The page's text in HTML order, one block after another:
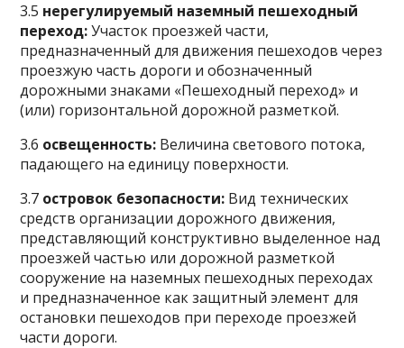
3.5 нерегулируемый наземный пешеходный
переход:Участок проезжей части,
предназначенный для движения пешеходов через
проезжую часть дороги и обозначенный
дорожными знаками «Пешеходный переход» и
(или) горизонтальной дорожной разметкой.
3.6 освещенность: Величина светового потока,
падающего на единицу поверхности.
3.7 островок безопасности: Вид технических
средств организации дорожного движения,
представляющий конструктивно выделенное над
проезжей частью или дорожной разметкой
сооружение на наземных пешеходных переходах
и предназначенное как защитный элемент для
остановки пешеходов при переходе проезжей
части дороги.